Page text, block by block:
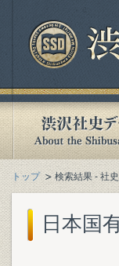
トップ 検索結果 - 社
日本国